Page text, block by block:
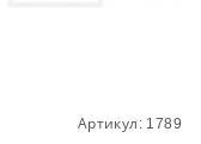
Артикул: 1789